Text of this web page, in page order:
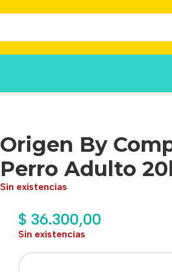
Origen By
Perro Adulto
Sin existencias
$ 36.300,00
Sin existencias